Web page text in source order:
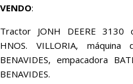
VENDO:
Tractor JONH DEERE 3130
HNOS. VILLORIA,
BENAVIDES, empacadora
BENAVIDES.